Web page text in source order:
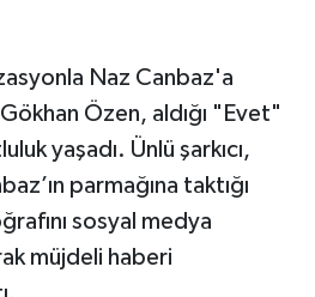
Naz Canbaz'a
Özen, aldığı "Evet"
yaşadı. Ünlü şarkıcı,
parmağına taktığı
sosyal medya
müjdeli haberi